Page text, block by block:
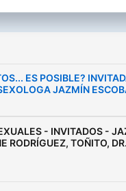
ES POSIBLE?
JAZMÍN
- INVITADOS -
RODRÍGUEZ, TOÑITO,